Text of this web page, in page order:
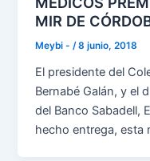
MIR DE
Meybi -/8 junio, 2018
El presidente del
Bernabé Galán, y el
del Banco Sabadell,
hecho entrega, esta